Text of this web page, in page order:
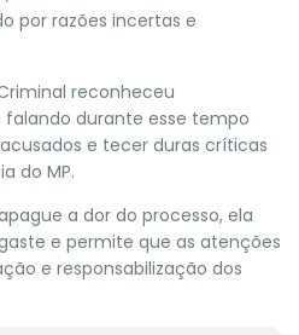
por razões incertas e
reconheceu
durante esse tempo
e tecer duras críticas
do MP.
a dor do processo, ela
e permite que as atenções
e responsabilização dos